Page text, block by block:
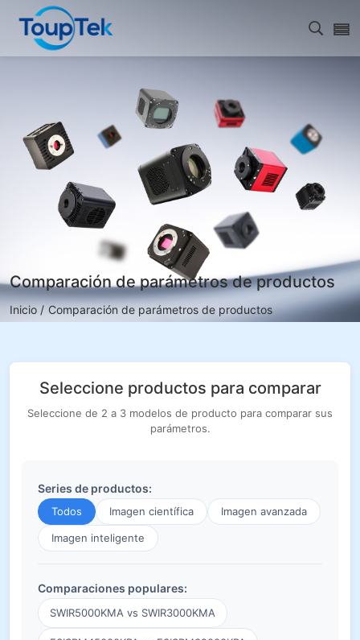
Abrir
Comparación de parámetros de productos
Inicio / Comparación de parámetros de productos
Seleccione productos para comparar
Seleccione de 2 a 3 modelos de producto para comparar sus
parámetros.
Series de productos:
Todos Imagen científica Imagen avanzada
Imagen inteligente
Comparaciones populares:
SWIR5000KMA vs SWIR3000KMA